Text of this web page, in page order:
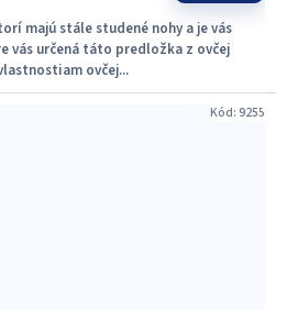
majú stále studené nohy a je vás
vás určená táto predložka z ovčej
ovčej...
Kód:9255